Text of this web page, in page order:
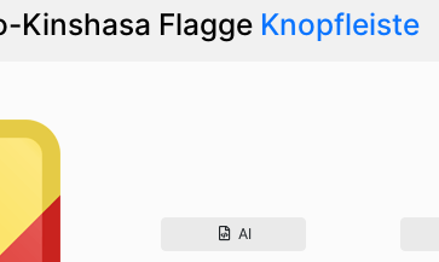
Kinshasa Flagge Knopfleiste
AI